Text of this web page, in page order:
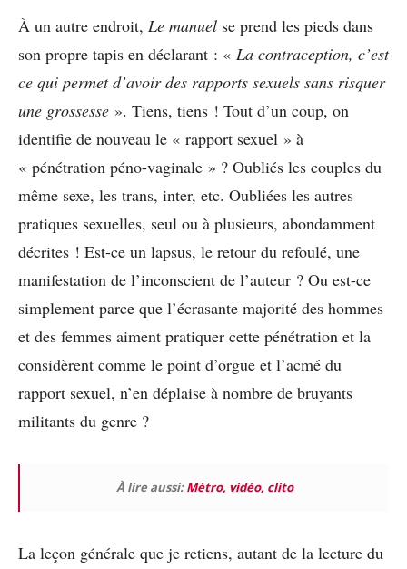
À un autre endroit, Le manuel se prend les pieds dans
son propre tapis en déclarant : « La contraception, c’est
ce qui permet d’avoir des rapports sexuels sans risquer
une grossesse ». Tiens, tiens ! Tout d’un coup, on
identifie de nouveau le « rapport sexuel » à
« pénétration péno-vaginale » ? Oubliés les couples du
même sexe, les trans, inter, etc. Oubliées les autres
pratiques sexuelles, seul ou à plusieurs, abondamment
décrites ! Est-ce un lapsus, le retour du refoulé, une
manifestation de l’inconscient de l’auteur ? Ou est-ce
simplement parce que l’écrasante majorité des hommes
et des femmes aiment pratiquer cette pénétration et la
considèrent comme le point d’orgue et l’acmé du
rapport sexuel, n’en déplaise à nombre de bruyants
militants du genre ?
À lire aussi:Métro, vidéo, clito
La leçon générale que je retiens, autant de la lecture du